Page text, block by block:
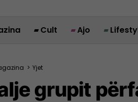
Cult Ajo
> Yjet
grupit